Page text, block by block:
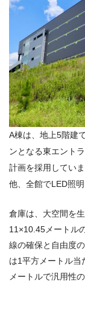
A棟は、地上5階建
ンとなる東エント
計画を採用してい
他、全館でLED照明
倉庫は、大空間を
11×10.45メートル
線の確保と自由度
は1平方メートル
メートルで汎用性